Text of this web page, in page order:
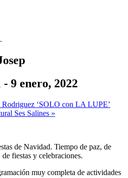
- 9 enero, 2022
‘SOLO con LA LUPE’
Ses Salines »
de Navidad. Tiempo de paz, de
fiestas y celebraciones.
muy completa de actividades